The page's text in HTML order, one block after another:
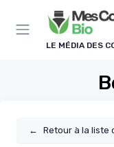
LE MÉDIA DES
← Retour à la liste
Panneau de gestion